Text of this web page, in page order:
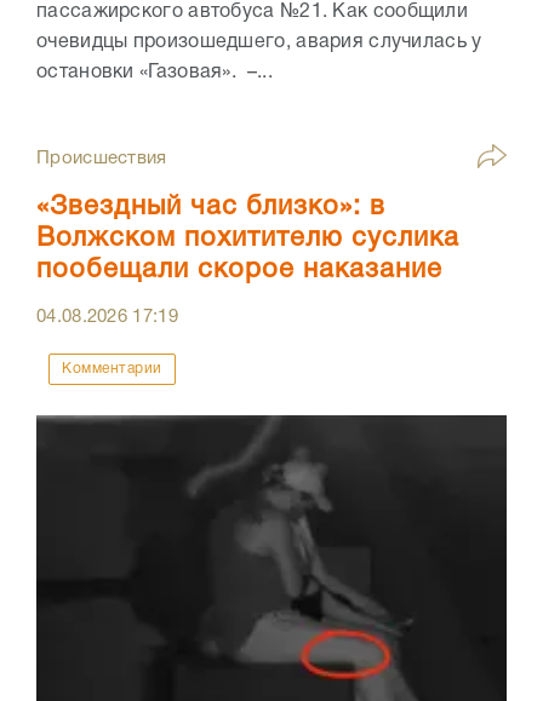
пассажирского автобуса №21. Как сообщили
очевидцы произошедшего, авария случилась у
остановки «Газовая». –...
Происшествия
«Звездный час близко»: в
Волжском похитителю суслика
пообещали скорое наказание
04.08.2026 17:19
Комментарии